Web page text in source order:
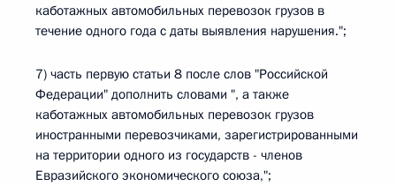
каботажных автомобильных перевозок грузов в
течение одного года с даты выявления нарушения.";
7) часть первую статьи 8 после слов "Российской
Федерации" дополнить словами ", а также
каботажных автомобильных перевозок грузов
иностранными перевозчиками, зарегистрированными
на территории одного из государств - членов
Евразийского экономического союза,";